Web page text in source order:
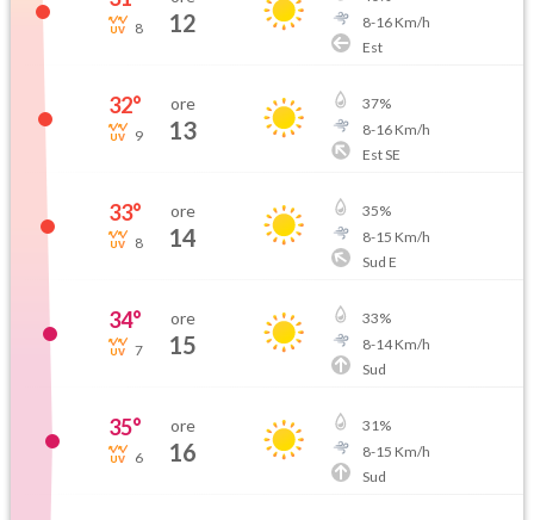
8 12
8-16Km/h
Est
32°
9
ore
13
37%
8-16Km/h
Est SE
33°
8
ore
14
35%
8-15 Km/h
Sud E
34°
7
ore
15
33%
8-14Km/h
Sud
35°
6
ore
16
31%
8-15 Km/h
Sud